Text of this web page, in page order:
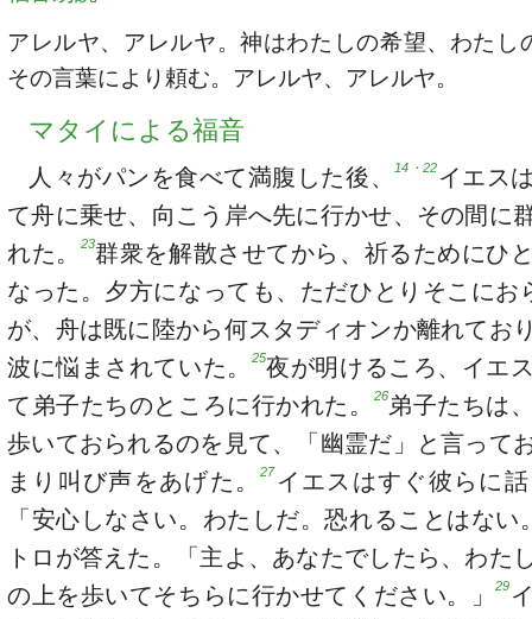
アレルヤ、アレルヤ。神はわたしの希望、わたし
その言葉により頼む。アレルヤ、アレルヤ。
マタイによる福音
人々がパンを食べて満腹した後、14・22 イエス
て舟に乗せ、向こう岸へ先に行かせ、その間に
れた。
23群衆を解散させてから、祈るためにひ
なった。夕方になっても、ただひとりそこにお
が、舟は既に陸から何スタディオンか離れてお
波に悩まされていた。
25夜が明けるころ、イエ
て弟子たちのところに行かれた。
26弟子たちは
歩いておられるのを見て、「幽霊だ」と言って
まり叫び声をあげた。27 イエスはすぐ彼らに
「安心しなさい。わたしだ。恐れることはない
トロが答えた。「主よ、あなたでしたら、わた
の上を歩いてそちらに行かせてください。」29